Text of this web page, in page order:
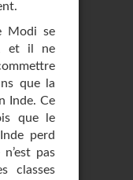
Modi se
et il ne
que la
Inde. Ce
que le
perd
pas
classes